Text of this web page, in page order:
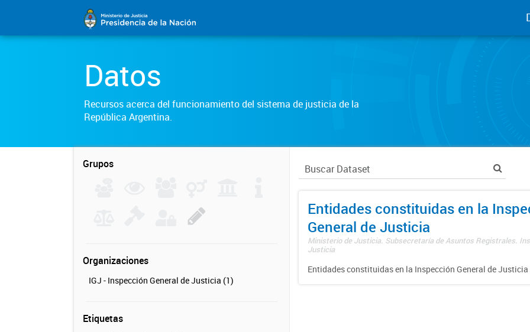
Datos
Recursos acerca del funcionamiento del sistema de justicia de la
República Argentina.
Grupos
Organizaciones
IGJ - Inspección General de Justicia (1)
Etiquetas
Entidades constituidas en la
General de Justicia
Ministerio de Justicia. Subsecretaría de Asuntos Registrales.
Justicia
Entidades constituidas en la Inspección General de Justicia